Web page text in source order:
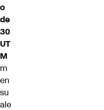
o
de
30
UT
M
m
en
su
ale